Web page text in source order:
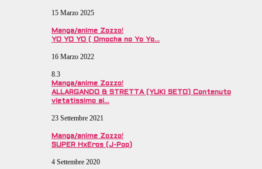
15 Marzo 2025
Manga/anime Zozzo!
YO YO YO ( Omocha no Yo Yo…
16 Marzo 2022
8.3
Manga/anime Zozzo!
ALLARGANDO & STRETTA (YUKI SETO) Contenuto
vietatissimo ai…
23 Settembre 2021
Manga/anime Zozzo!
SUPER HxEros (J-Pop)
4 Settembre 2020